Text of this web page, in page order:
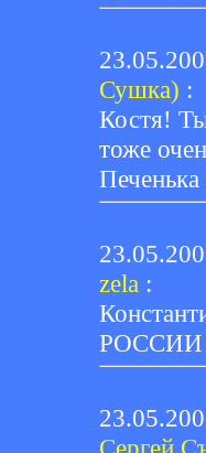
Сушка) :
Костя!
тоже
zela :
РОССИИ
Сергей